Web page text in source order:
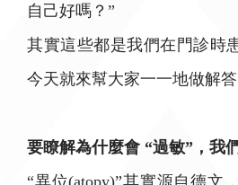
自己好嗎？”
其實這些都是我們在門診時
今天就來幫大家一一地做解答
要瞭解為什麼會 “過敏”，我
“異位(atopy)”其實源自德文